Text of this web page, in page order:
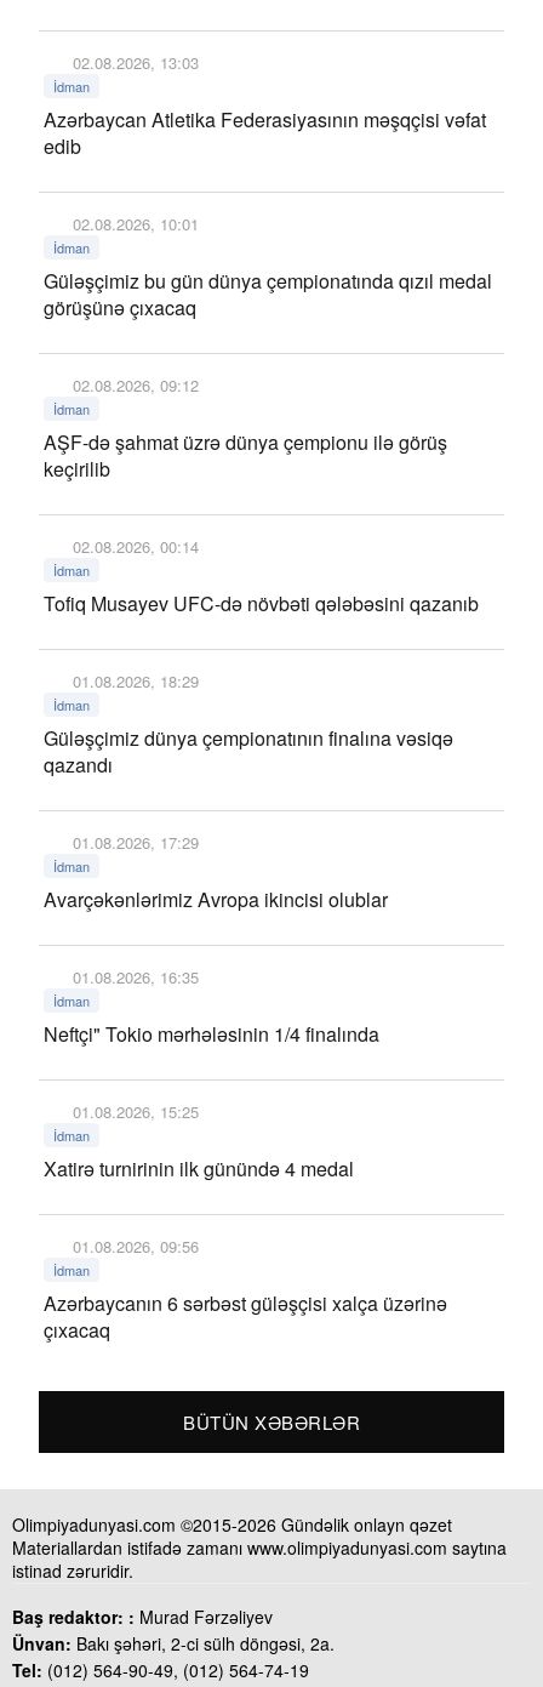
02.08.2026, 13:03
İdman
Azərbaycan Atletika Federasiyasının məşqçisi vəfat
edib
02.08.2026, 10:01
İdman
Güləşçimiz bu gün dünya çempionatında qızıl medal
görüşünə çıxacaq
02.08.2026, 09:12
İdman
AŞF-də şahmat üzrə dünya çempionu ilə görüş
keçirilib
02.08.2026, 00:14
İdman
Tofiq Musayev UFC-də növbəti qələbəsini qazanıb
01.08.2026, 18:29
İdman
Güləşçimiz dünya çempionatının finalına vəsiqə
qazandı
01.08.2026, 17:29
İdman
Avarçəkənlərimiz Avropa ikincisi olublar
01.08.2026, 16:35
İdman
Neftçi" Tokio mərhələsinin 1/4 finalında
01.08.2026, 15:25
İdman
Xatirə turnirinin ilk günündə 4 medal
01.08.2026, 09:56
İdman
Azərbaycanın 6 sərbəst güləşçisi xalça üzərinə
çıxacaq
BÜTÜN XƏBƏRLƏR
Olimpiyadunyasi.com ©2015-2026 Gündəlik onlayn qəzet
Materiallardan istifadə zamanı www.olimpiyadunyasi.com saytına
istinad zəruridir.
Baş redaktor: : Murad Fərzəliyev
Ünvan: Bakı şəhəri, 2-ci sülh döngəsi, 2a.
Tel: (012) 564-90-49, (012) 564-74-19